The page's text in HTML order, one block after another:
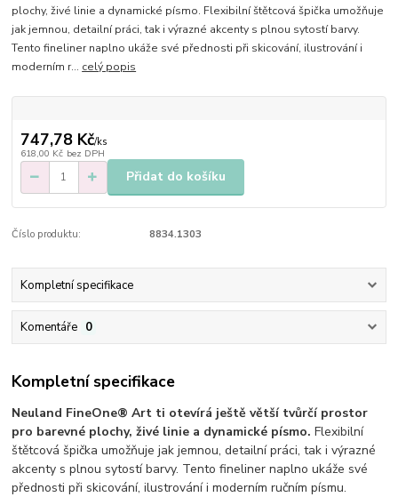
plochy, živé linie a dynamické písmo. Flexibilní štětcová špička umožňuje
jak jemnou, detailní práci, tak i výrazné akcenty s plnou sytostí barvy.
Tento fineliner naplno ukáže své přednosti při skicování, ilustrování i
moderním r... celý popis
747,78 Kč/ks
618,00 Kč bez DPH
Přidat do košíku
Číslo produktu: 8834.1303
Kompletní specifikace
Komentáře 0
Kompletní specifikace
Neuland FineOne® Art ti otevírá ještě větší tvůrčí prostor
pro barevné plochy, živé linie a dynamické písmo. Flexibilní
štětcová špička umožňuje jak jemnou, detailní práci, tak i výrazné
akcenty s plnou sytostí barvy. Tento fineliner naplno ukáže své
přednosti při skicování, ilustrování i moderním ručním písmu.